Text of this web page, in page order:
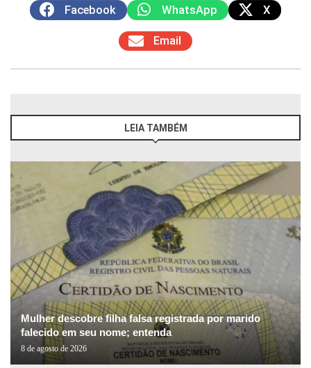
Facebook WhatsApp X
Email
LEIA TAMBÉM
Mulher descobre filha falsa registrada por marido
falecido em seu nome; entenda
8 de agosto de 2026